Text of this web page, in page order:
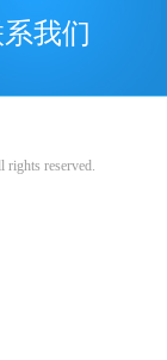
我们
reserved.